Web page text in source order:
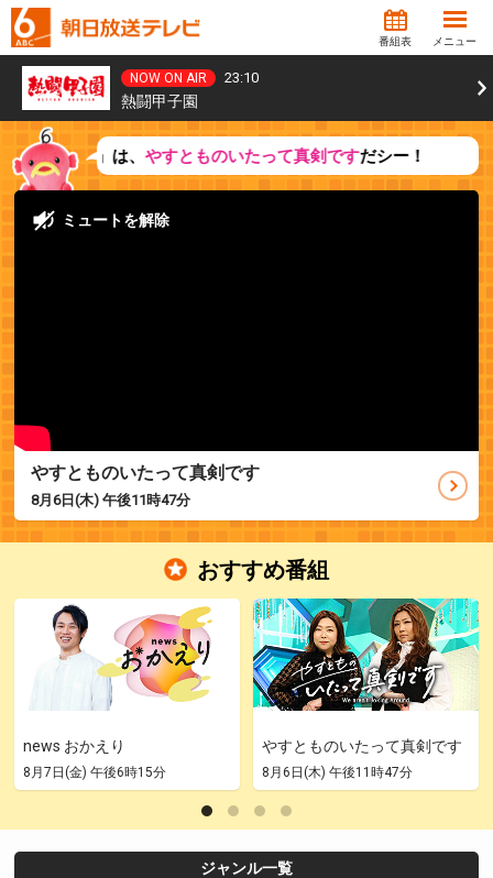
番組表 メニュー
23:10
熱闘甲子園
ト」は、やすとものいたって真剣ですだシー！
やすとものいたって真剣です
8月6日(木) 午後11時47分
おすすめ番組
news おかえり
8月7日(金) 午後6時15分
やすとものいたって真剣です
8月6日(木) 午後11時47分
ジャンル一覧